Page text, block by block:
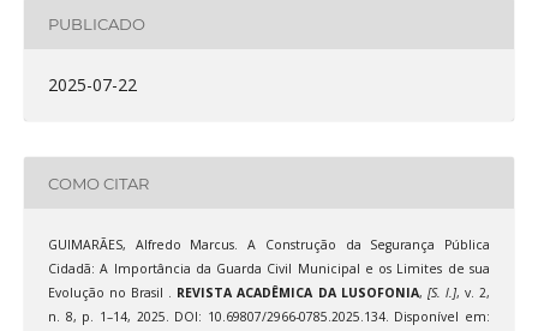
PUBLICADO
2025-07-22
COMO CITAR
GUIMARÃES, Alfredo Marcus. A Construção da Segurança Pública
Cidadã: A Importância da Guarda Civil Municipal e os Limites de sua
Evolução no Brasil . REVISTA ACADÊMICA DA LUSOFONIA, [S. l.], v. 2,
n. 8, p. 1–14, 2025. DOI: 10.69807/2966-0785.2025.134. Disponível em: